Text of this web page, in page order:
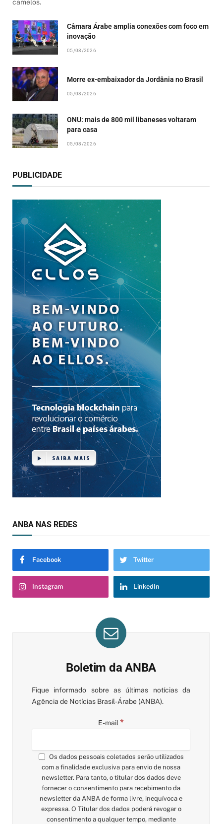
camelos.
Câmara Árabe amplia conexões com foco em
inovação
05/08/2026
Morre ex-embaixador da Jordânia no Brasil
05/08/2026
ONU: mais de 800 mil libaneses voltaram
para casa
05/08/2026
PUBLICIDADE
ANBA NAS REDES
Facebook Twitter
Instagram LinkedIn
Boletim da ANBA
Fique informado sobre as últimas notícias da
Agência de Notícias Brasil-Árabe (ANBA).
E-mail *
Os dados pessoais coletados serão utilizados
com a finalidade exclusiva para envio de nossa
newsletter. Para tanto, o titular dos dados deve
fornecer o consentimento para recebimento da
newsletter da ANBA de forma livre, inequívoca e
expressa. O Titular dos dados poderá revogar o
consentimento a qualquer tempo, mediante